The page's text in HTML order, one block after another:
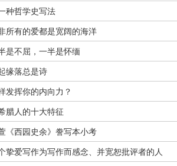
种哲学史写法
所有的爱都是宽阔的海洋
是不屈，一半是怀缅
缘落总是诗
发挥你的内向力？
腊人的十大特征
《西园史余》誊写本小考
挚爱写作为写作而感念、并宽恕批评者的人